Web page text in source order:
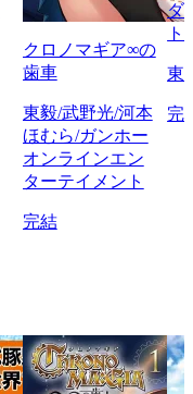
クロノマギア∞の
歯車
東毅/武野光/河本
ほむら/ガンホー
オンラインエン
ターテイメント
完結
ダ
ト
東
完